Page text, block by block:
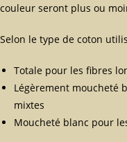
couleur seront plus ou
Selon le type de coton
Totale pour les fibres
Légèrement moucheté
mixtes
Moucheté blanc pour